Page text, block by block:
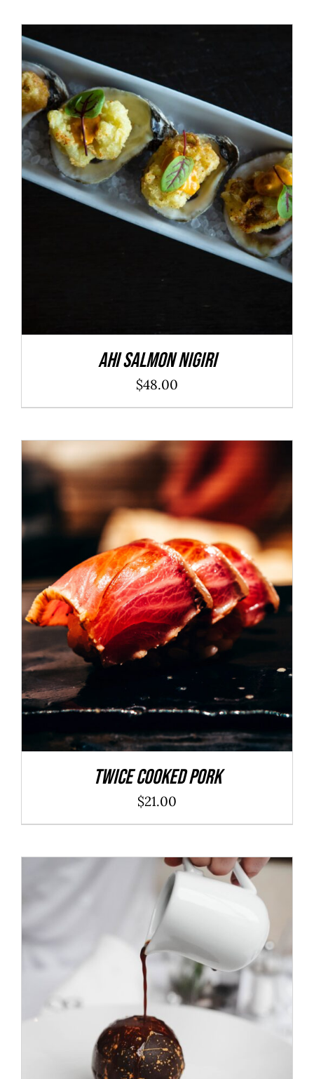
ADD TO CART / DÉTAILS
Ahi Salmon Nigiri
$48.00
ADD TO CART / DÉTAILS
Twice Cooked Pork
$21.00
ADD TO CART DÉTAILS